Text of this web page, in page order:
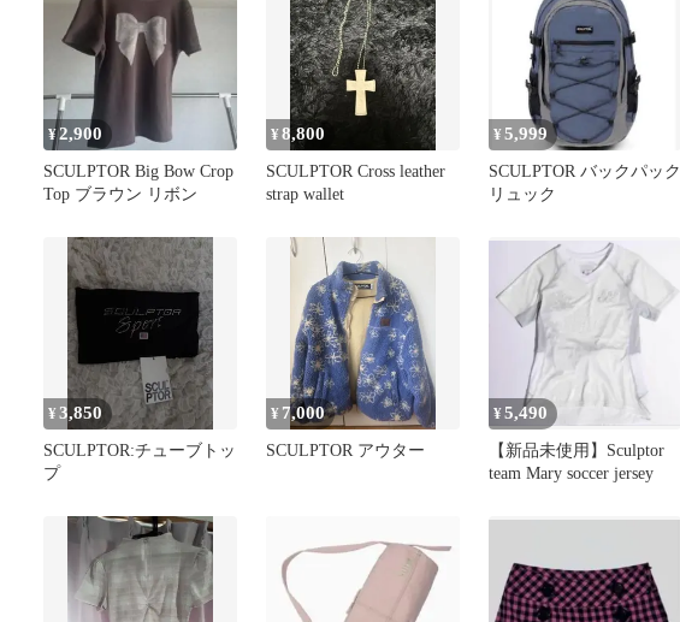
¥2,900
SCULPTOR Big Bow Crop
Top ブラウン リボン
¥8,800
SCULPTOR Cross leather
strap wallet
¥ 5,999
SCULPTOR バックパック
リュック
¥3,850
SCULPTOR:チューブトッ
プ
¥ 7,000
SCULPTOR アウター
¥5,490
【新品未使用】Sculptor
team Mary soccer jersey